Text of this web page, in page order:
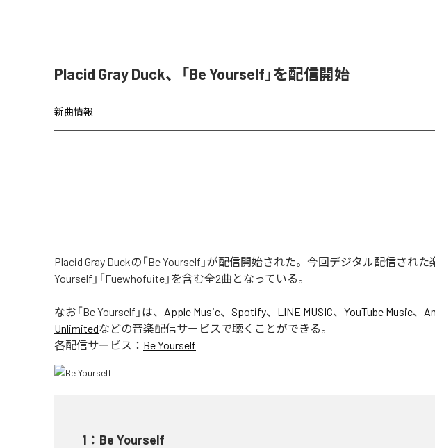
Placid Gray Duck、「Be Yourself」を配信開始
新曲情報
Placid Gray Duckの「Be Yourself」が配信開始された。今回デジタル配信された
Yourself」「Fuewhofuite」を含む全2曲となっている。
なお「Be Yourself 」は、 Apple Music、 Spotify、 LINE MUSIC、 YouTube Music、
Unlimitedなどの音楽配信サービスで聴くことができる。
各配信サービス： Be Yourself
1 ： Be Yourself